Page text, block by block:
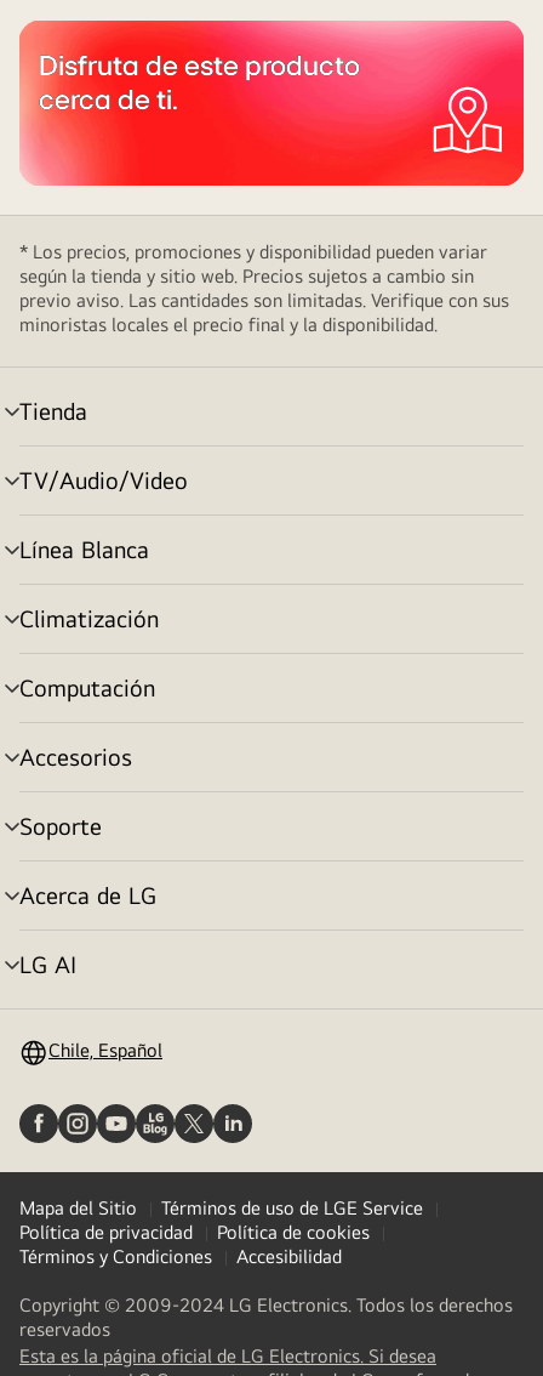
Disfruta de este producto
cerca de ti.
* Los precios, promociones y disponibilidad pueden variar
según la tienda y sitio web. Precios sujetos a cambio sin
previo aviso. Las cantidades son limitadas. Verifique con sus
minoristas locales el precio final y la disponibilidad.
Tienda
cambiar
de
menú
TV/Audio/Video
cambiar
de
menú
Línea Blanca
cambiar
de
menú
Climatización
cambiar
de
menú
Computación
cambiar
de
menú
Accesorios
cambiar
de
menú
Soporte
cambiar
de
menú
Acerca de LG
cambiar
de
menú
LG AI
cambiar
Chile, Español
Mapa del Sitio
Términos de uso de LGE Service
Política de privacidad
Política de cookies
Términos y Condiciones
Accesibilidad
Copyright © 2009-2024 LG Electronics. Todos los derechos
reservados
Esta es la página oficial de LG Electronics. Si desea